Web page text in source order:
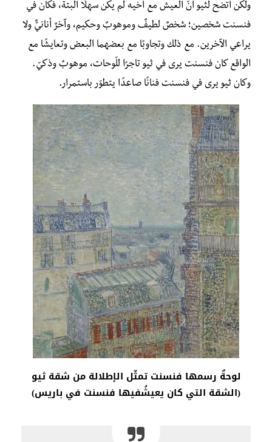
ولكن اتضح لثيو أنّ العيش مع أخيه لم يكن سهلًا البتة، فكان في
فنسنت شخصين؛ شخصٌ لطيفٌ وموهوبٌ وحكيم، وآخرٌ أنانيٌّ ولا
يراعي الآخرين. مع ذلك وتجاوبًا مع بعضهما البعض وتعايشًا مع
الواقع كان فنسنت يرى في ثيو تاجرًا للّوحات، موهوبٌ وذكيّ.
وكان ثيو يرى في فنسنت فنانًا صاعدًا يتطوّر باستمرار.
لوحةٌ رسمها فنسنت تمثّل الإطلالة من شقة ثيو
(الشقة التي كان يعيشُفيها فنسنت في باريس)